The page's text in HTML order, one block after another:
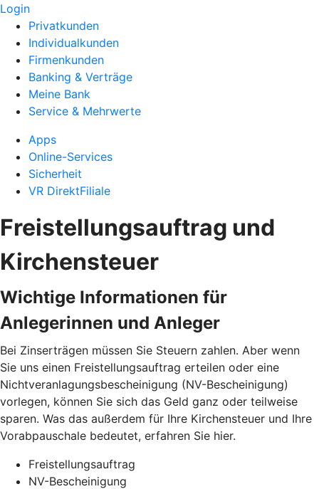
Login
Privatkunden
Individualkunden
Firmenkunden
Banking & Verträge
Meine Bank
Service & Mehrwerte
Apps
Online-Services
Sicherheit
VR DirektFiliale
Freistellungsauftrag und
Kirchensteuer
Wichtige Informationen für
Anlegerinnen und Anleger
Bei Zinserträgen müssen Sie Steuern zahlen. Aber wenn
Sie uns einen Freistellungsauftrag erteilen oder eine
Nichtveranlagungsbescheinigung (NV-Bescheinigung)
vorlegen, können Sie sich das Geld ganz oder teilweise
sparen. Was das außerdem für Ihre Kirchensteuer und Ihre
Vorabpauschale bedeutet, erfahren Sie hier.
Freistellungsauftrag
NV-Bescheinigung